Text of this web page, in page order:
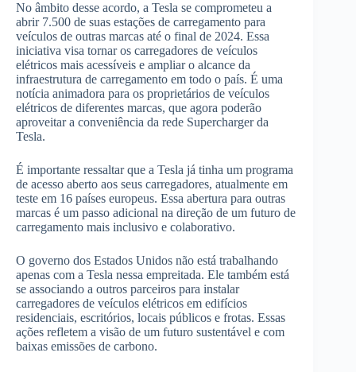
No âmbito desse acordo, a Tesla se comprometeu a
abrir 7.500 de suas estações de carregamento para
veículos de outras marcas até o final de 2024. Essa
iniciativa visa tornar os carregadores de veículos
elétricos mais acessíveis e ampliar o alcance da
infraestrutura de carregamento em todo o país. É uma
notícia animadora para os proprietários de veículos
elétricos de diferentes marcas, que agora poderão
aproveitar a conveniência da rede Supercharger da
Tesla.
É importante ressaltar que a Tesla já tinha um programa
de acesso aberto aos seus carregadores, atualmente em
teste em 16 países europeus. Essa abertura para outras
marcas é um passo adicional na direção de um futuro de
carregamento mais inclusivo e colaborativo.
O governo dos Estados Unidos não está trabalhando
apenas com a Tesla nessa empreitada. Ele também está
se associando a outros parceiros para instalar
carregadores de veículos elétricos em edifícios
residenciais, escritórios, locais públicos e frotas. Essas
ações refletem a visão de um futuro sustentável e com
baixas emissões de carbono.